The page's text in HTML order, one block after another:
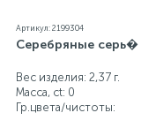
Артикул: 2199304
Серебряные серь�
Вес изделия: 2,37 г.
Масса, ct: 0
Гр.цвета/чистоты: